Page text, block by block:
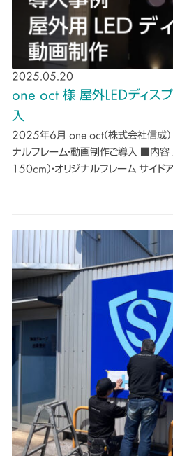
2025.05.20
one oct 様 屋外LEDディス
入
2025年6月 one oct(株式会社信成)
ナルフレーム・動画制作ご導入 ■内
150cm）・オリジナルフレーム サイ